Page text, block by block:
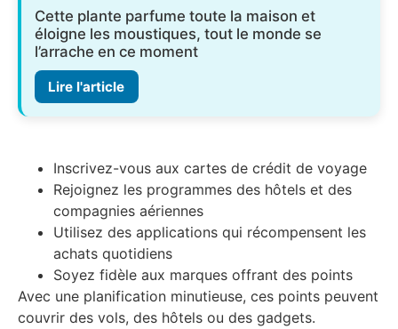
Cette plante parfume toute la maison et
éloigne les moustiques, tout le monde se
l’arrache en ce moment
Lire l'article
Inscrivez-vous aux cartes de crédit de voyage
Rejoignez les programmes des hôtels et des
compagnies aériennes
Utilisez des applications qui récompensent les
achats quotidiens
Soyez fidèle aux marques offrant des points
Avec une planification minutieuse, ces points peuvent
couvrir des vols, des hôtels ou des gadgets.